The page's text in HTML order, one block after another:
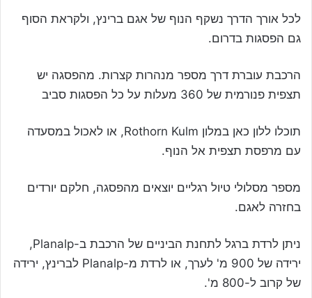
לכל אורך הדרך נשקף הנוף של אגם ברינץ, ולקראת הסוף
גם הפסגות בדרום.
הרכבת עוברת דרך מספר מנהרות קצרות. מהפסגה יש
תצפית פנורמית של 360 מעלות על כל הפסגות סביב
תוכלו ללון כאן במלון Rothorn Kulm, או לאכול במסעדה
עם מרפסת תצפית אל הנוף.
מספר מסלולי טיול רגליים יוצאים מהפסגה, חלקם יורדים
בחזרה לאגם.
ניתן לרדת ברגל לתחנת הביניים של הרכבת ב-Planalp,
ירידה של 900 מ' לערך, או לרדת מ-Planalp לברינץ, ירידה
של קרוב ל-800 מ'.